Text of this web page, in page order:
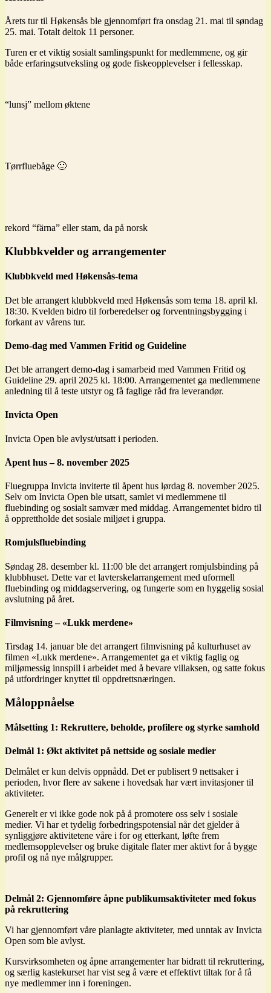
Årets tur til Høkensås ble gjennomført fra onsdag 21. mai til søndag
25. mai. Totalt deltok 11 personer.
Turen er et viktig sosialt samlingspunkt for medlemmene, og gir
både erfaringsutveksling og gode fiskeopplevelser i fellesskap.
“lunsj” mellom øktene
Tørrfluebåge 🙂
rekord “färna” eller stam, da på norsk
Klubbkvelder og arrangementer
Klubbkveld med Høkensås-tema
Det ble arrangert klubbkveld med Høkensås som tema 18. april kl.
18:30. Kvelden bidro til forberedelser og forventningsbygging i
forkant av vårens tur.
Demo-dag med Vammen Fritid og Guideline
Det ble arrangert demo-dag i samarbeid med Vammen Fritid og
Guideline 29. april 2025 kl. 18:00. Arrangementet ga medlemmene
anledning til å teste utstyr og få faglige råd fra leverandør.
Invicta Open
Invicta Open ble avlyst/utsatt i perioden.
Åpent hus – 8. november 2025
Fluegruppa Invicta inviterte til åpent hus lørdag 8. november 2025.
Selv om Invicta Open ble utsatt, samlet vi medlemmene til
fluebinding og sosialt samvær med middag. Arrangementet bidro til
å opprettholde det sosiale miljøet i gruppa.
Romjulsfluebinding
Søndag 28. desember kl. 11:00 ble det arrangert romjulsbinding på
klubbhuset. Dette var et lavterskelarrangement med uformell
fluebinding og middagservering, og fungerte som en hyggelig sosial
avslutning på året.
Filmvisning – «Lukk merdene»
Tirsdag 14. januar ble det arrangert filmvisning på kulturhuset av
filmen «Lukk merdene». Arrangementet ga et viktig faglig og
miljømessig innspill i arbeidet med å bevare villaksen, og satte fokus
på utfordringer knyttet til oppdrettsnæringen.
Måloppnåelse
Målsetting 1: Rekruttere, beholde, profilere og styrke samhold
Delmål 1: Økt aktivitet på nettside og sosiale medier
Delmålet er kun delvis oppnådd. Det er publisert 9 nettsaker i
perioden, hvor flere av sakene i hovedsak har vært invitasjoner til
aktiviteter.
Generelt er vi ikke gode nok på å promotere oss selv i sosiale
medier. Vi har et tydelig forbedringspotensial når det gjelder å
synliggjøre aktivitetene våre i for og etterkant, løfte frem
medlemsopplevelser og bruke digitale flater mer aktivt for å bygge
profil og nå nye målgrupper.
Delmål 2: Gjennomføre åpne publikumsaktiviteter med fokus
på rekruttering
Vi har gjennomført våre planlagte aktiviteter, med unntak av Invicta
Open som ble avlyst.
Kursvirksomheten og åpne arrangementer har bidratt til rekruttering,
og særlig kastekurset har vist seg å være et effektivt tiltak for å få
nye medlemmer inn i foreningen.